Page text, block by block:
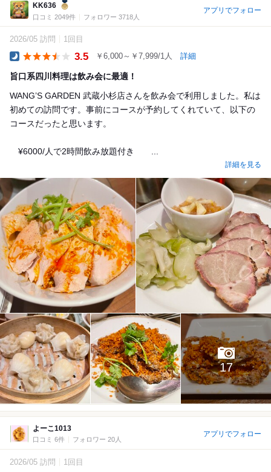
KK636
口コミ 2049件 フォロワー 3718人
アプリでフォロー
2026/05 訪問 1回目
3.5 ￥6,000～￥7,999/1人 詳細
旨口系四川料理は飲み会に最適！
WANG’S GARDEN 武蔵小杉店さんを飲み会で利用しました。私は
初めての訪問です。事前にコースが予約してくれていて、以下の
コースだったと思います。
¥6000/人で2時間飲み放題付き ...
詳細を見る
17
よーこ1013
口コミ 6件 フォロワー 20人
アプリでフォロー
2026/05 訪問 1回目